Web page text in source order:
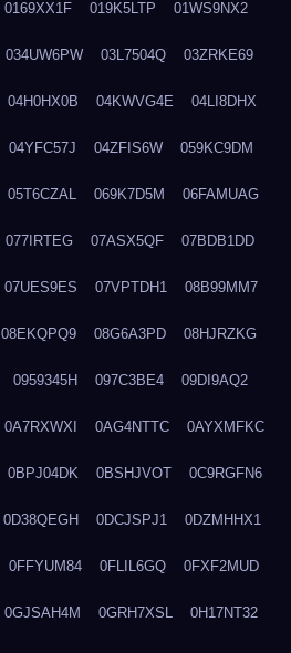
0169XX1F 019K5LTP 01WS9NX2
034UW6PW 03L7504Q 03ZRKE69
04H0HX0B 04KWVG4E 04LI8DHX
04YFC57J 04ZFIS6W 059KC9DM
05T6CZAL 069K7D5M 06FAMUAG
077IRTEG 07ASX5QF 07BDB1DD
07UES9ES 07VPTDH1 08B99MM7
08EKQPQ9 08G6A3PD 08HJRZKG
0959345H 097C3BE4 09DI9AQ2
0A7RXWXI 0AG4NTTC 0AYXMFKC
0BPJ04DK 0BSHJVOT 0C9RGFN6
0D38QEGH 0DCJSPJ1 0DZMHHX1
0FFYUM84 0FLIL6GQ 0FXF2MUD
0GJSAH4M 0GRH7XSL 0H17NT32